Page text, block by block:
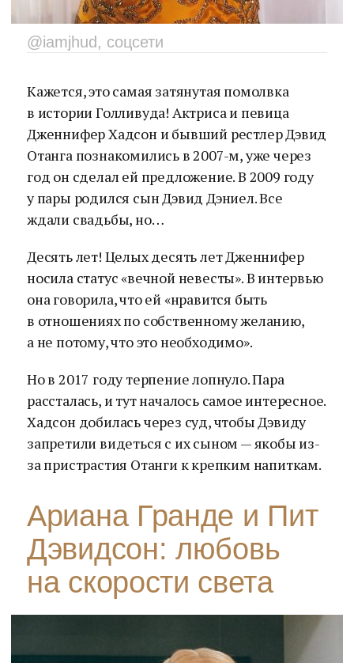
@iamjhud, соцсети
Кажется, это самая затянутая помолвка
в истории Голливуда! Актриса и певица
Дженнифер Хадсон и бывший рестлер Дэвид
Отанга познакомились в 2007-м, уже через
год он сделал ей предложение. В 2009 году
у пары родился сын Дэвид Дэниел. Все
ждали свадьбы, но…
Десять лет! Целых десять лет Дженнифер
носила статус «вечной невесты». В интервью
она говорила, что ей «нравится быть
в отношениях по собственному желанию,
а не потому, что это необходимо».
Но в 2017 году терпение лопнуло. Пара
рассталась, и тут началось самое интересное.
Хадсон добилась через суд, чтобы Дэвиду
запретили видеться с их сыном — якобы из-
за пристрастия Отанги к крепким напиткам.
Ариана Гранде и Пит
Дэвидсон: любовь
на скорости света